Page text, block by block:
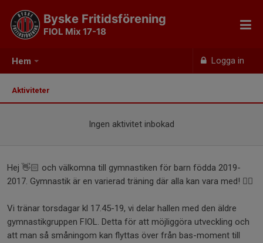
Hem Logga in
Byske Fritidsförening
FIOL Mix 17-18
Aktiviteter
Ingen aktivitet inbokad
Hej 👋🏻 och välkomna till gymnastiken för barn födda 2019-
2017. Gymnastik är en varierad träning där alla kan vara med! 🤸‍♀️
Vi tränar torsdagar kl 17.45-19, vi delar hallen med den äldre
gymnastikgruppen FIOL. Detta för att möjliggöra utveckling och
att man så småningom kan flyttas över från bas-moment till